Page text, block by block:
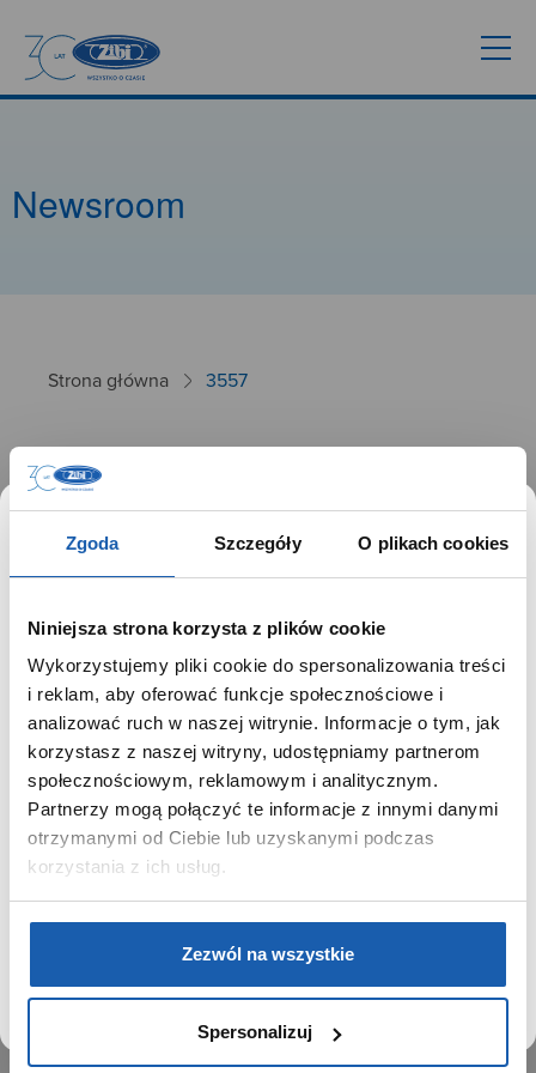
Zgoda Szczegóły O plikach cookies
Niniejsza strona korzysta z plików cookie
Wykorzystujemy pliki cookie do spersonalizowania treści
i reklam, aby oferować funkcje społecznościowe i
analizować ruch w naszej witrynie. Informacje o tym, jak
korzystasz z naszej witryny, udostępniamy partnerom
społecznościowym, reklamowym i analitycznym.
Partnerzy mogą połączyć te informacje z innymi danymi
otrzymanymi od Ciebie lub uzyskanymi podczas
korzystania z ich usług.
Zezwól na wszystkie
Spersonalizuj
Newsroom
Strona główna 3557
3557
26.09.2024
GRUPA ZIBI
Historia
Misja, wizja i wartości Grupy Zibi
Ważne daty
Kariera
Zgoda na ciasteczka
PRODUKTY
Kalkulatory
SIECI SPRZEDAŻY
SZANOWNY UŻYTKOWNIKU,
SZANOWNA UŻYTKOWNICZKO
Używamy plików cookie w celach analitycznych,
statystycznych i marketingowych, w tym aby analizować
ruch w tej witrynie, optymalizować jej działanie oraz
zapamiętywać Twoje preferencje.